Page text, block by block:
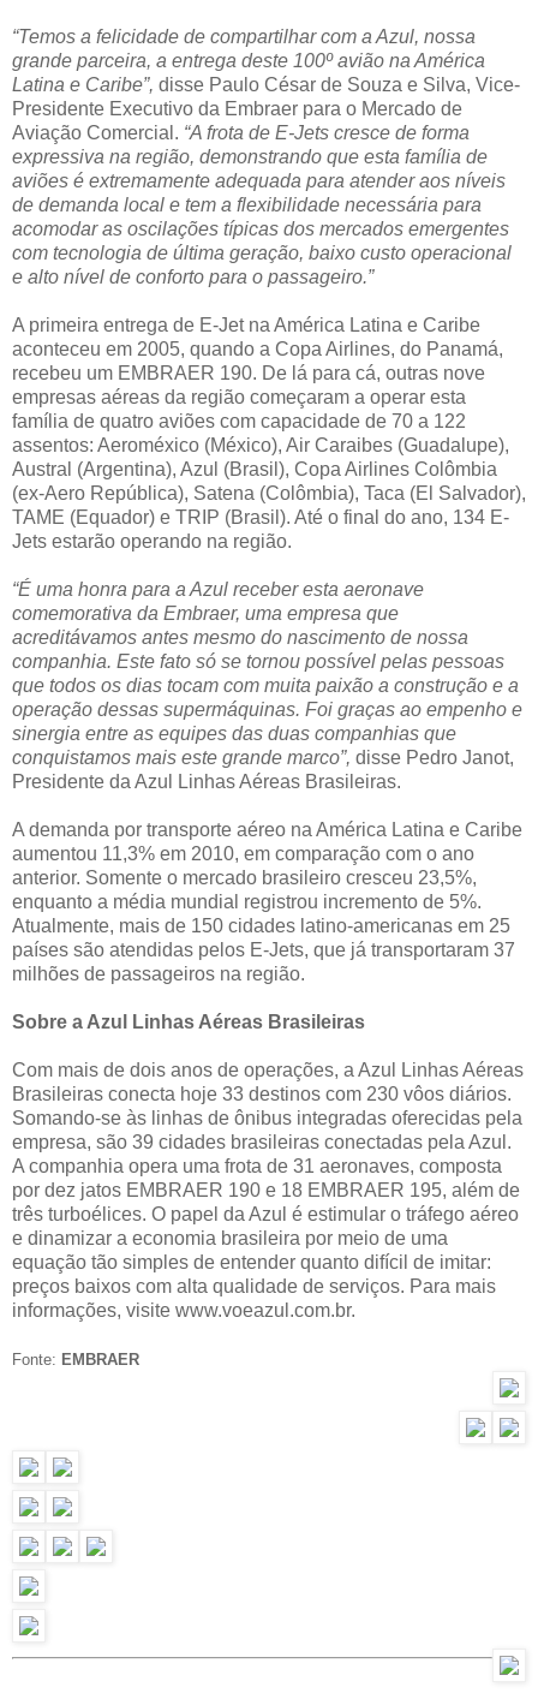
“Temos a felicidade de compartilhar com a Azul, nossa
grande parceira, a entrega deste 100º avião na América
Latina e Caribe”, disse Paulo César de Souza e Silva, Vice-
Presidente Executivo da Embraer para o Mercado de
Aviação Comercial. “A frota de E-Jets cresce de forma
expressiva na região, demonstrando que esta família de
aviões é extremamente adequada para atender aos níveis
de demanda local e tem a flexibilidade necessária para
acomodar as oscilações típicas dos mercados emergentes
com tecnologia de última geração, baixo custo operacional
e alto nível de conforto para o passageiro.”
A primeira entrega de E-Jet na América Latina e Caribe
aconteceu em 2005, quando a Copa Airlines, do Panamá,
recebeu um EMBRAER 190. De lá para cá, outras nove
empresas aéreas da região começaram a operar esta
família de quatro aviões com capacidade de 70 a 122
assentos: Aeroméxico (México), Air Caraibes (Guadalupe),
Austral (Argentina), Azul (Brasil), Copa Airlines Colômbia
(ex-Aero República), Satena (Colômbia), Taca (El Salvador),
TAME (Equador) e TRIP (Brasil). Até o final do ano, 134 E-
Jets estarão operando na região.
“É uma honra para a Azul receber esta aeronave
comemorativa da Embraer, uma empresa que
acreditávamos antes mesmo do nascimento de nossa
companhia. Este fato só se tornou possível pelas pessoas
que todos os dias tocam com muita paixão a construção e a
operação dessas supermáquinas. Foi graças ao empenho e
sinergia entre as equipes das duas companhias que
conquistamos mais este grande marco”, disse Pedro Janot,
Presidente da Azul Linhas Aéreas Brasileiras.
A demanda por transporte aéreo na América Latina e Caribe
aumentou 11,3% em 2010, em comparação com o ano
anterior. Somente o mercado brasileiro cresceu 23,5%,
enquanto a média mundial registrou incremento de 5%.
Atualmente, mais de 150 cidades latino-americanas em 25
países são atendidas pelos E-Jets, que já transportaram 37
milhões de passageiros na região.
Sobre a Azul Linhas Aéreas Brasileiras
Com mais de dois anos de operações, a Azul Linhas Aéreas
Brasileiras conecta hoje 33 destinos com 230 vôos diários.
Somando-se às linhas de ônibus integradas oferecidas pela
empresa, são 39 cidades brasileiras conectadas pela Azul.
A companhia opera uma frota de 31 aeronaves, composta
por dez jatos EMBRAER 190 e 18 EMBRAER 195, além de
três turboélices. O papel da Azul é estimular o tráfego aéreo
e dinamizar a economia brasileira por meio de uma
equação tão simples de entender quanto difícil de imitar:
preços baixos com alta qualidade de serviços. Para mais
informações, visite www.voeazul.com.br.
Fonte: EMBRAER